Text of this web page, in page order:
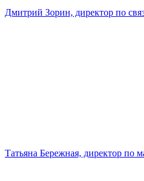
Дмитрий Зорин, директор по
Татьяна Бережная, директор по